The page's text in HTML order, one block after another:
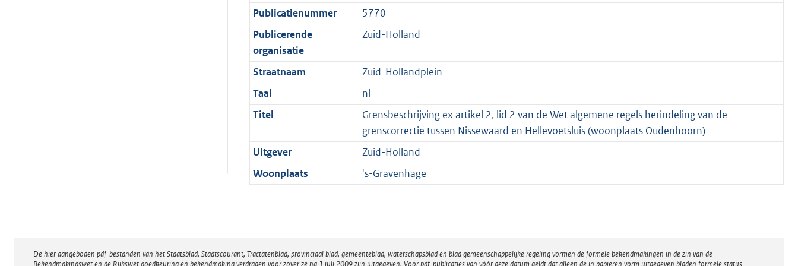
Publicatienummer
5770
Publicerende
organisatie
Zuid-Holland
Straatnaam
Zuid-Hollandplein
Taal
nl
Titel
Grensbeschrijving ex artikel 2, lid 2 van de Wet algemene regels herindeling van de
grenscorrectie tussen Nissewaard en Hellevoetsluis (woonplaats Oudenhoorn)
Uitgever
Zuid-Holland
Woonplaats
's-Gravenhage
Disclaimer
De hier aangeboden pdf-bestanden van het Staatsblad, Staatscourant, Tractatenblad, provinciaal blad, gemeenteblad, waterschapsblad en blad gemeenschappelijke regeling vormen de formele bekendmakingen in de zin van de
Bekendmakingswet en de Rijkswet goedkeuring en bekendmaking verdragen voor zover ze na 1 juli 2009 zijn uitgegeven. Voor pdf-publicaties van vóór deze datum geldt dat alleen de in papieren vorm uitgegeven bladen formele status